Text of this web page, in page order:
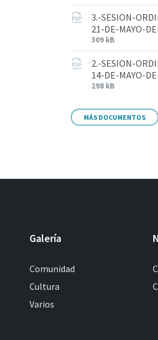
3.-SESION-
21-DE-MAYO-
309 kB
2.-SESION-
14-DE-MAYO-
298 kB
MÁS DOCUMENTOS
Galería
Comunidad
Cultura
Varios